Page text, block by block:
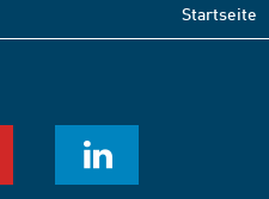
Startseite